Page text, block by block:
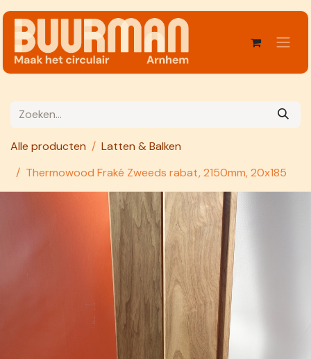
Alle producten
Latten & Balken
Thermowood Fraké Zweeds rabat, 2150mm, 20x185